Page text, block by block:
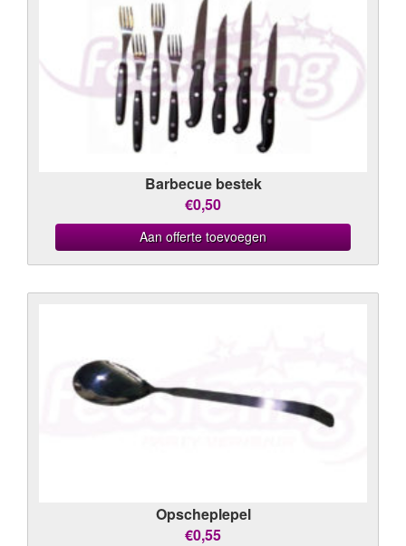
Barbecue bestek
€0,50
Aan offerte toevoegen
Opscheplepel
€0,55